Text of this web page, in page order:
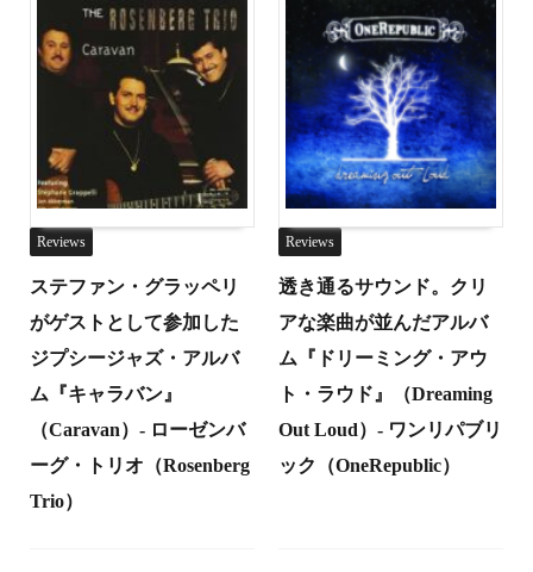
Reviews
ステファン・グラッペリ
がゲストとして参加した
ジプシージャズ・アルバ
ム『キャラバン』
（Caravan）- ローゼンバ
ーグ・トリオ（Rosenberg
Trio）
Reviews
透き通るサウンド。クリ
アな楽曲が並んだアルバ
ム『ドリーミング・アウ
ト・ラウド』（Dreaming
Out Loud）- ワンリパブリ
ック（OneRepublic）